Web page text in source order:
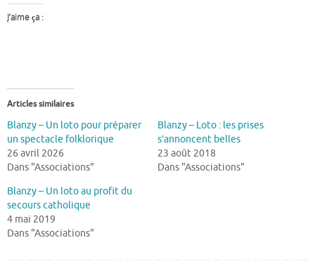
J’aime ça :
Articles similaires
Blanzy – Un loto pour préparer
un spectacle folklorique
26 avril 2026
Dans "Associations"
Blanzy – Loto : les prises
s’annoncent belles
23 août 2018
Dans "Associations"
Blanzy – Un loto au profit du
secours catholique
4 mai 2019
Dans "Associations"